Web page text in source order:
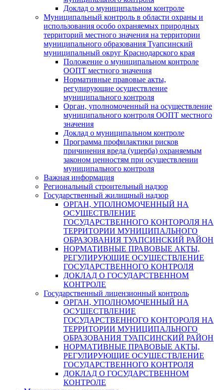
Доклад о муниципальном контроле
Муниципальный контроль в области охраны и
использования особо охраняемых природных
территорий местного значения на территории
муниципального образования Туапсинский
муниципальный округ Краснодарского края
Положение о муниципальном контроле
ООПТ местного значения
Нормативные правовые акты,
регулирующие осуществление
муниципального контроля
Орган, уполномоченный на осуществление
муниципального контроля ООПТ местного
значения
Доклад о муниципальном контроле
Программа профилактики рисков
причинения вреда (ущерба) охраняемым
законом ценностям при осуществлении
муниципального контроля
Важная информация
Региональный строительный надзор
Государственный жилищный надзор
ОРГАН, УПОЛНОМОЧЕННЫЙ НА
ОСУЩЕСТВЛЕНИЕ
ГОСУДАРСТВЕННОГО КОНТОРОЛЯ НА
ТЕРРИТОРИИ МУНИЦИПАЛЬНОГО
ОБРАЗОВАНИЯ ТУАПСИНСКИЙ РАЙОН
НОРМАТИВНЫЕ ПРАВОВЫЕ АКТЫ,
РЕГУЛИРУЮЩИЕ ОСУЩЕСТВЛЕНИЕ
ГОСУДАРСТВЕННОГО КОНТРОЛЯ
ДОКЛАД О ГОСУДАРСТВЕННОМ
КОНТРОЛЕ
Государственный лицензионный контроль
ОРГАН, УПОЛНОМОЧЕННЫЙ НА
ОСУЩЕСТВЛЕНИЕ
ГОСУДАРСТВЕННОГО КОНТОРОЛЯ НА
ТЕРРИТОРИИ МУНИЦИПАЛЬНОГО
ОБРАЗОВАНИЯ ТУАПСИНСКИЙ РАЙОН
НОРМАТИВНЫЕ ПРАВОВЫЕ АКТЫ,
РЕГУЛИРУЮЩИЕ ОСУЩЕСТВЛЕНИЕ
ГОСУДАРСТВЕННОГО КОНТРОЛЯ
ДОКЛАД О ГОСУДАРСТВЕННОМ
КОНТРОЛЕ